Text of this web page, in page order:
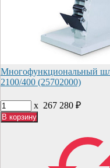
Многофункциональный
2100/400 (25702000)
x 267 280 ₽